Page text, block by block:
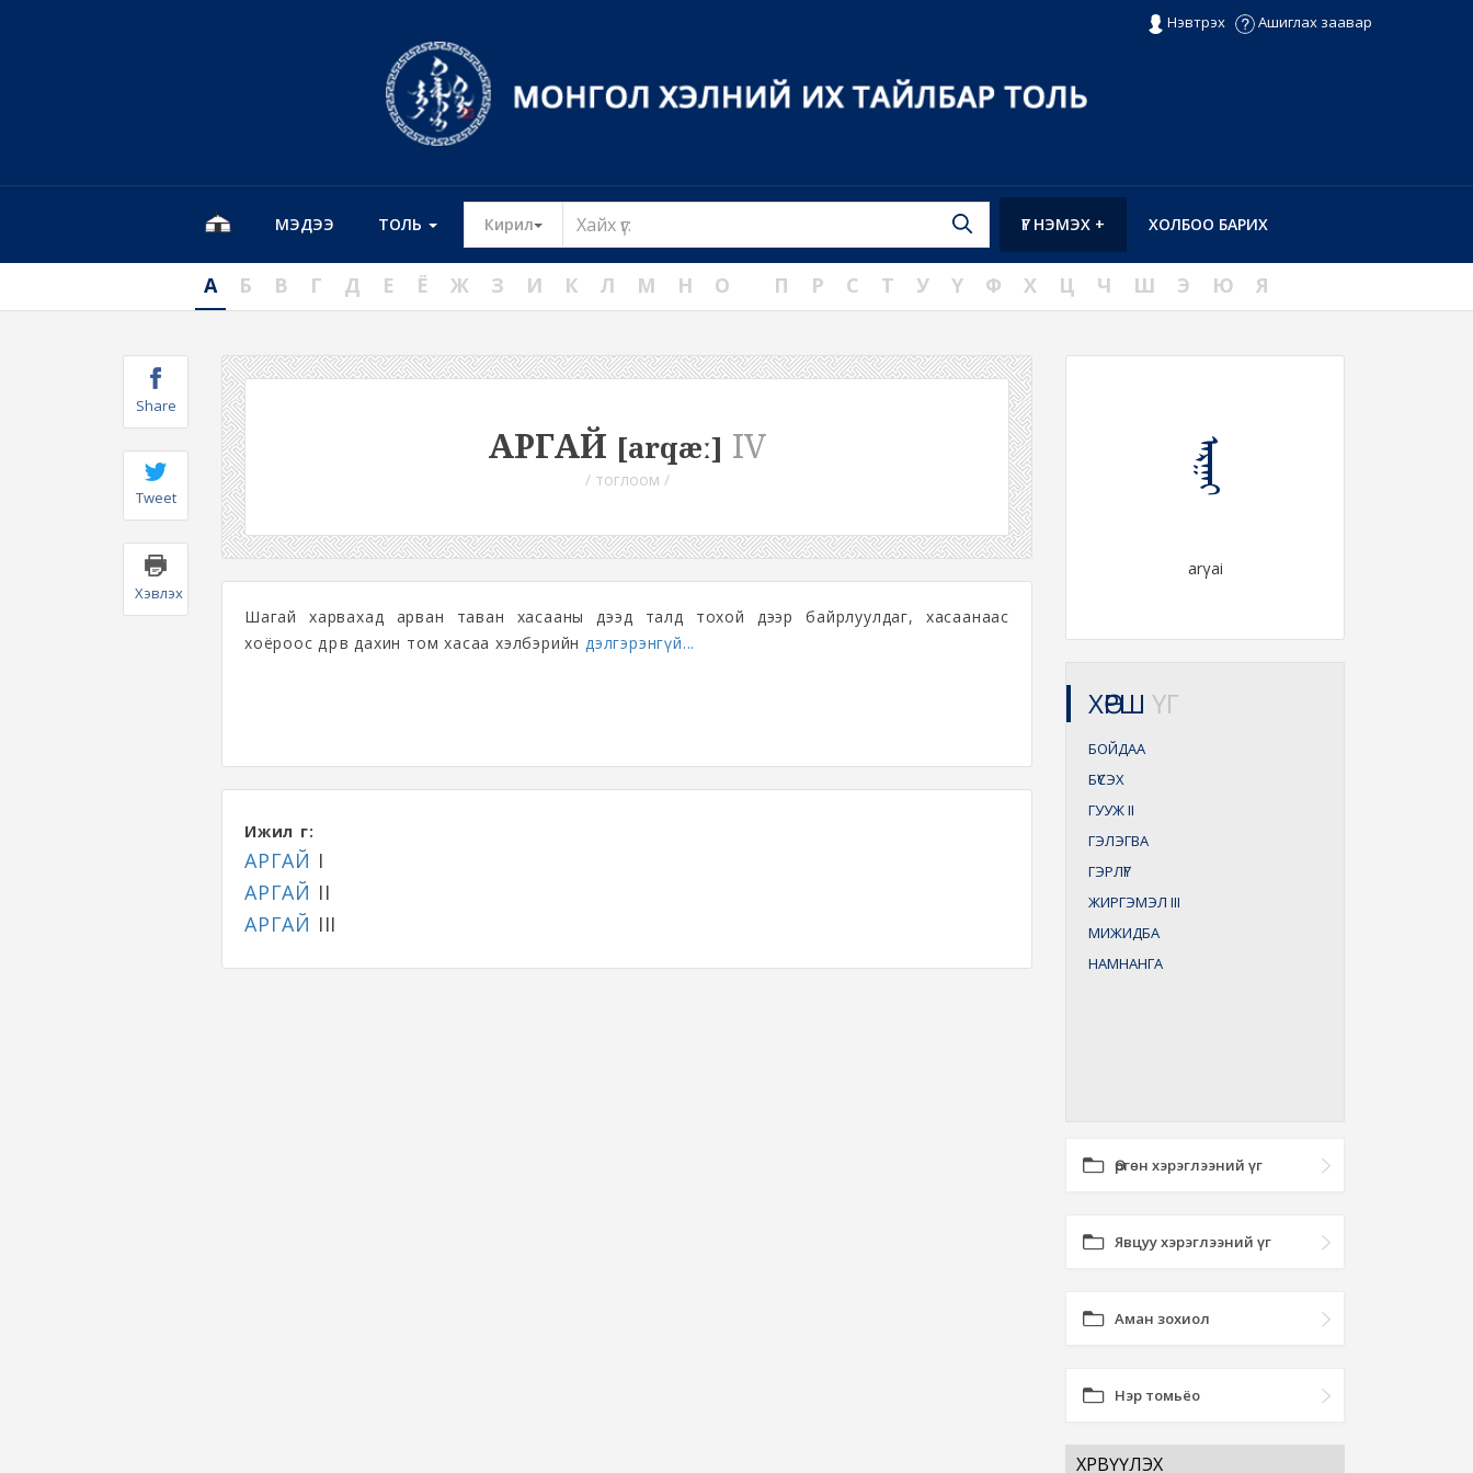
Нэвтрэх Ашиглах заавар
МЭДЭЭ ТОЛЬ Кирил Toggle Dropdown ХОЛБОО БАРИХ
ҮГ НЭМЭХ +
А Б В Г Д Е Ё Ж З И К Л М Н О П Р С Т У Ү Ф Х Ц Ч Ш Э Ю Я
Share
Tweet
Хэвлэх
АРГАЙ [arqæː] IV
/ тоглоом /
Шагай харвахад арван таван хасааны дээд талд тохой дээр байрлуулдаг, хасаанаас
хоёроос дөрөв дахин том хасаа хэлбэрийндэлгэрэнгүй...
Ижил үг:
АРГАЙ I
АРГАЙ II
АРГАЙ III
ᠠᠷᠭᠠᠶ
arγai
ХӨРШ ҮГ
БОЙДАА
БҮСЭХ
ГУУЖII
ГЭЛЭГВА
ГЭРЛҮГ
ЖИРГЭМЭЛ III
МИЖИДБА
НАМНАНГА
Өргөн хэрэглээний үг
Явцуу хэрэглээний үг
Аман зохиол
Нэр томьёо
ХӨРВҮҮЛЭХ